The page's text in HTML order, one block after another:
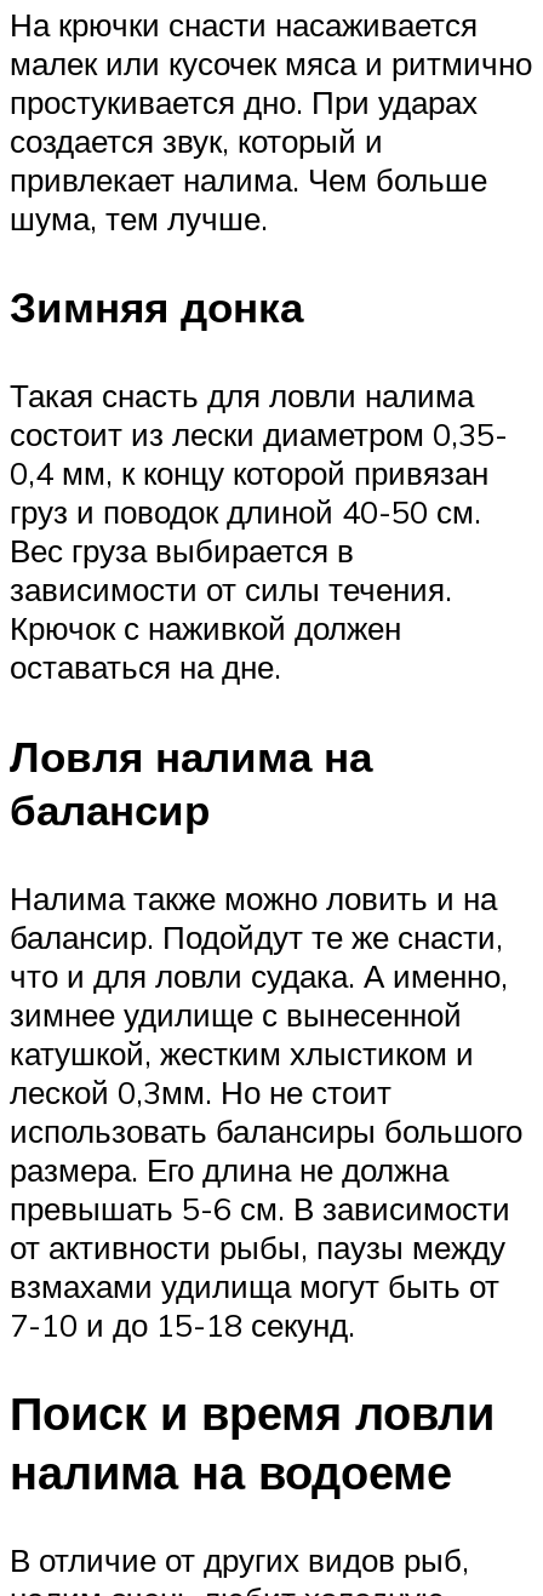
На крючки снасти насаживается
малек или кусочек мяса и ритмично
простукивается дно. При ударах
создается звук, который и
привлекает налима. Чем больше
шума, тем лучше.
Зимняя донка
Такая снасть для ловли налима
состоит из лески диаметром 0,35-
0,4 мм, к концу которой привязан
груз и поводок длиной 40-50 см.
Вес груза выбирается в
зависимости от силы течения.
Крючок с наживкой должен
оставаться на дне.
Ловля налима на
балансир
Налима также можно ловить и на
балансир. Подойдут те же снасти,
что и для ловли судака. А именно,
зимнее удилище с вынесенной
катушкой, жестким хлыстиком и
леской 0,3мм. Но не стоит
использовать балансиры большого
размера. Его длина не должна
превышать 5-6 см. В зависимости
от активности рыбы, паузы между
взмахами удилища могут быть от
7-10 и до 15-18 секунд.
Поиск и время ловли
налима на водоеме
В отличие от других видов рыб,